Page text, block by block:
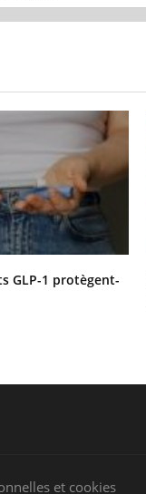
GLP-1 protègent-
et cookies